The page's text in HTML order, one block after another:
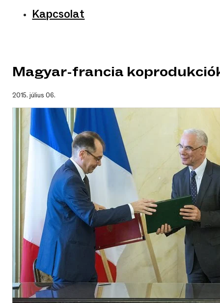
Kapcsolat
Magyar-francia
2015. július 06.